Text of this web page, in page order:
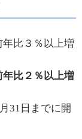
年比３％以上増
比２％以上増
31日までに開